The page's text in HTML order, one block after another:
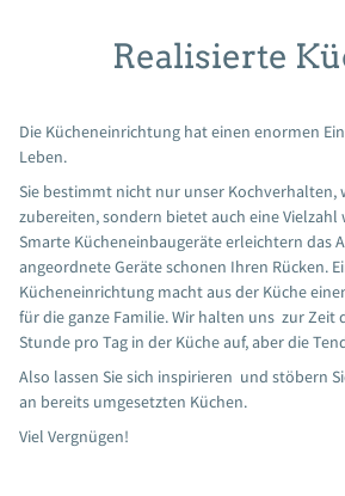
Realisierte
Die Kücheneinrichtung hat einen enormen
Leben.
Sie bestimmt nicht nur unser Kochverhalten,
zubereiten, sondern bietet auch eine
Smarte Kücheneinbaugeräte erleichtern das
angeordnete Geräte schonen Ihren Rücken.
Kücheneinrichtung macht aus der Küche
für die ganze Familie. Wir halten uns zur Zeit
Stunde pro Tag in der Küche auf, aber die
Also lassen Sie sich inspirieren und stöbern
an bereits umgesetzten Küchen.
Viel Vergnügen!